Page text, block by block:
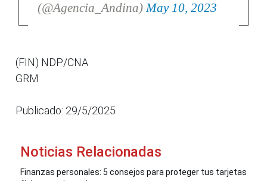
(@Agencia_Andina)May 10, 2023
(FIN) NDP/CNA
GRM
Publicado: 29/5/2025
Noticias Relacionadas
Finanzas personales: 5 consejos para proteger tus tarjetas